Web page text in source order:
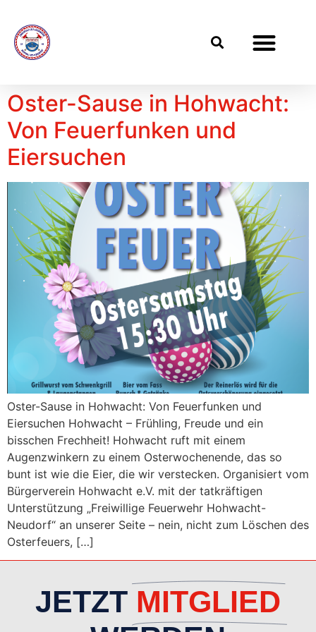
Oster-Sause in Hohwacht:
Von Feuerfunken und
Eiersuchen
Oster-Sause in Hohwacht: Von Feuerfunken und
Eiersuchen Hohwacht – Frühling, Freude und ein
bisschen Frechheit! Hohwacht ruft mit einem
Augenzwinkern zu einem Osterwochenende, das so
bunt ist wie die Eier, die wir verstecken. Organisiert vom
Bürgerverein Hohwacht e.V. mit der tatkräftigen
Unterstützung „Freiwillige Feuerwehr Hohwacht-
Neudorf“ an unserer Seite – nein, nicht zum Löschen des
Osterfeuers, […]
JETZT MITGLIED